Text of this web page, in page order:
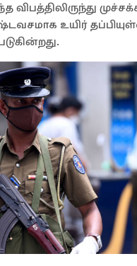
விபத்திலிருந்து
உயிர்